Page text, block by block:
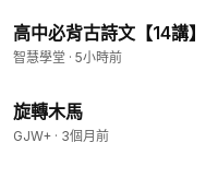
高中必背古詩文【14講
智慧學堂 · 5小時前
旋轉木馬
GJW+ · 3個月前